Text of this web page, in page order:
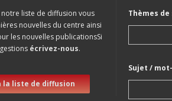
notre liste de diffusion vous
nouvelles du centre ainsi
les nouvelles publicationsSi
écrivez-nous.
la liste de diffusion
Thèmes
Sujet /